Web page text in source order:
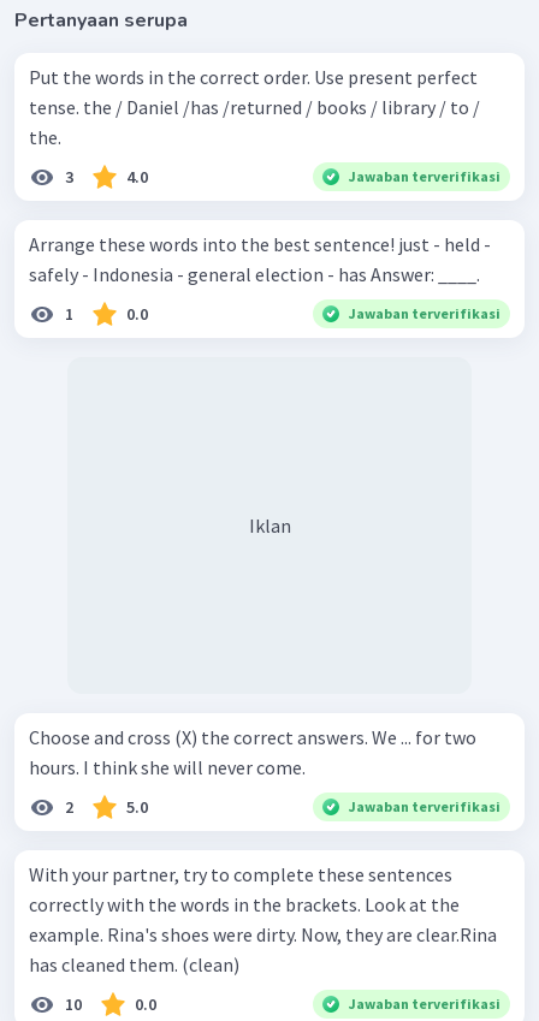
Pertanyaan serupa
Put the words in the correct order. Use present perfect
tense. the / Daniel /has /returned / books / library / to /
the.
3 4.0 Jawaban terverifikasi
Arrange these words into the best sentence! just - held -
safely - Indonesia - general election - has Answer: ____.
1 0.0 Jawaban terverifikasi
Iklan
Choose and cross (X) the correct answers. We ... for two
hours. I think she will never come.
2 5.0 Jawaban terverifikasi
With your partner, try to complete these sentences
correctly with the words in the brackets. Look at the
example. Rina's shoes were dirty. Now, they are clear.Rina
has cleaned them. (clean)
10 0.0 Jawaban terverifikasi